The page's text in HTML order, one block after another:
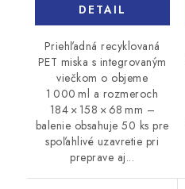
DETAIL
Priehľadná recyklovaná
PET miska s integrovaným
viečkom o objeme
1 000 ml a rozmeroch
184 × 158 × 68 mm –
balenie obsahuje 50 ks pre
spoľahlivé uzavretie pri
preprave aj...